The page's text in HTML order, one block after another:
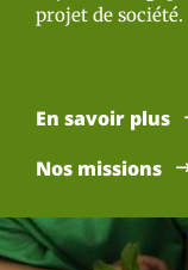
projet de société.
En savoir plus
Nos missions